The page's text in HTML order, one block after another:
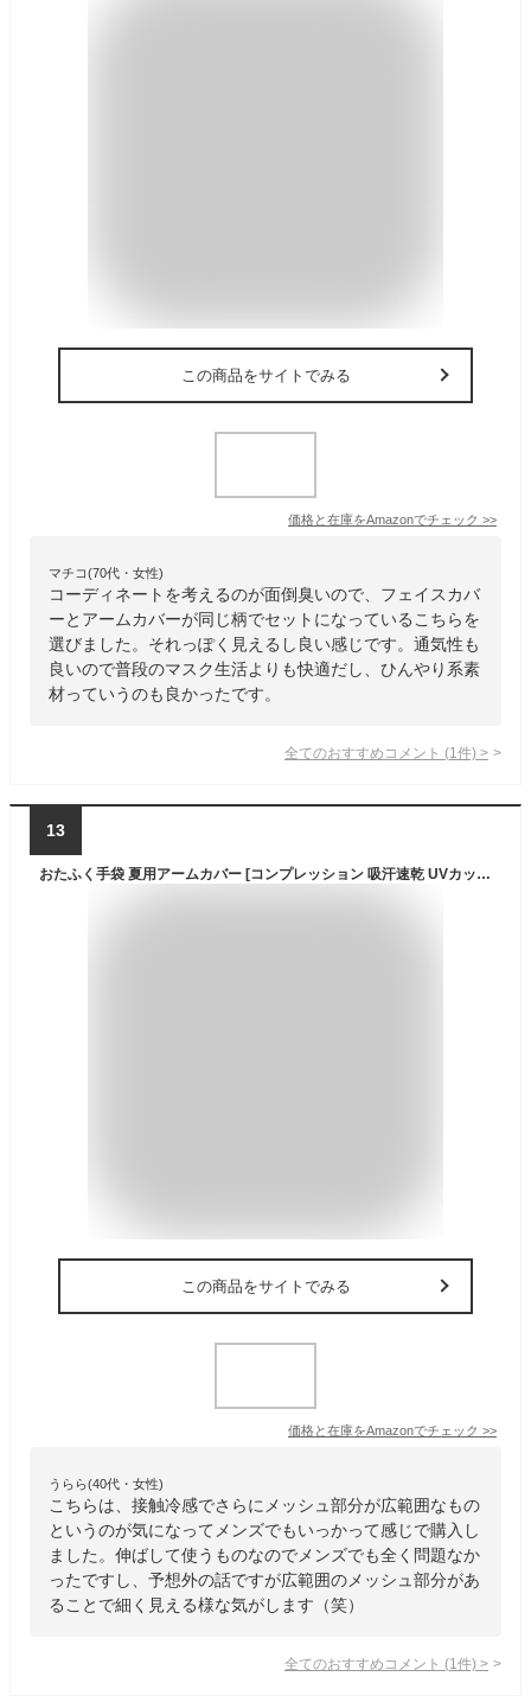
この商品をサイトでみる
価格と在庫をAmazonでチェック >>
マチコ(70代・女性)
コーディネートを考えるのが面倒臭いので、フェイスカバ
ーとアームカバーが同じ柄でセットになっているこちらを
選びました。それっぽく見えるし良い感じです。通気性も
良いので普段のマスク生活よりも快適だし、ひんやり系素
材っていうのも良かったです。
全てのおすすめコメント (1 件) >
13
おたふく手袋 夏用アームカバー [コンプレッション 吸汗速乾 UVカット 接触冷感 内側メッシュ メンズ] JW-619 ブラックｘグレー L
この商品をサイトでみる
価格と在庫をAmazonでチェック >>
うらら(40代・女性)
こちらは、接触冷感でさらにメッシュ部分が広範囲なもの
というのが気になってメンズでもいっかって感じで購入し
ました。伸ばして使うものなのでメンズでも全く問題なか
ったですし、予想外の話ですが広範囲のメッシュ部分があ
ることで細く見える様な気がします（笑）
全てのおすすめコメント (1 件) >